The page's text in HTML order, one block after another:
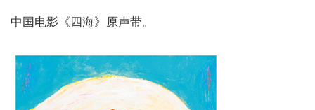
中国电影《四海》原声带。